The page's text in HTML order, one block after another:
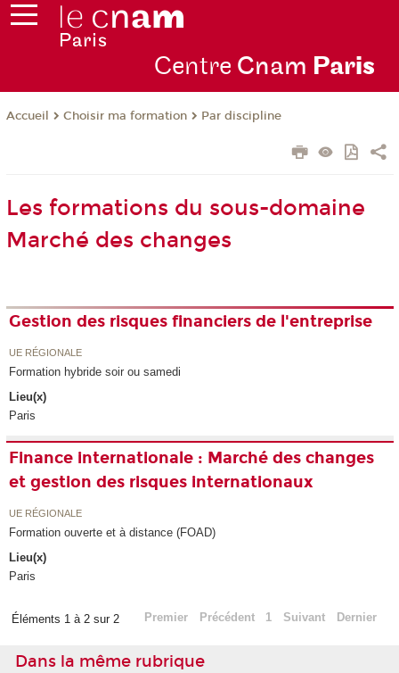
Centre Cnam Paris
Accueil Choisir ma formation Par discipline
Les formations du sous-domaine
Marché des changes
Gestion des risques financiers de l'entreprise
UE RÉGIONALE
Formation hybride soir ou samedi
Lieu(x)
Paris
Finance internationale : Marché des changes
et gestion des risques internationaux
UE RÉGIONALE
Formation ouverte et à distance (FOAD)
Lieu(x)
Paris
Éléments 1 à 2 sur 2 Premier Précédent 1 Suivant Dernier
Dans la même rubrique